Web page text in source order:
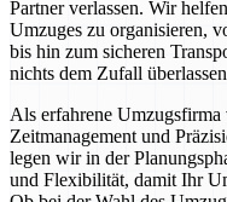
Partner verlassen. Wir
Umzuges zu organisieren,
bis hin zum sicheren
nichts dem Zufall
Als erfahrene
Zeitmanagement und
legen wir in der
und Flexibilität, damit Ihr